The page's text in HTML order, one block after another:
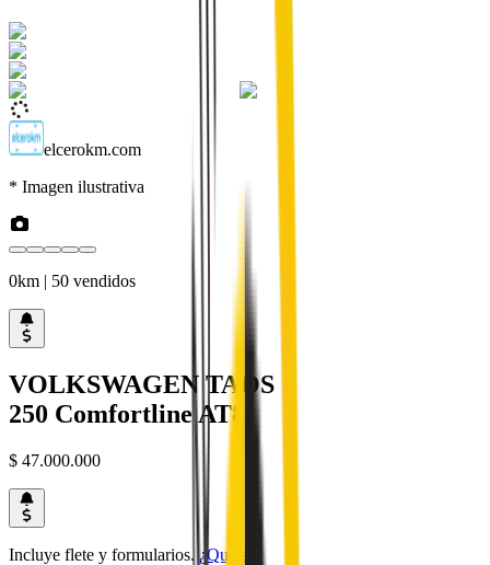
elcerokm.com
* Imagen ilustrativa
0km | 50 vendidos
VOLKSWAGEN TAOS
250 Comfortline AT8
$ 47.000.000
Incluye flete y formularios. ¿Qué es?